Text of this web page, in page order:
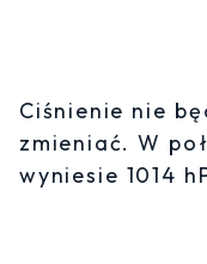
Ciśnienie nie
zmieniać. W
wyniesie 1014